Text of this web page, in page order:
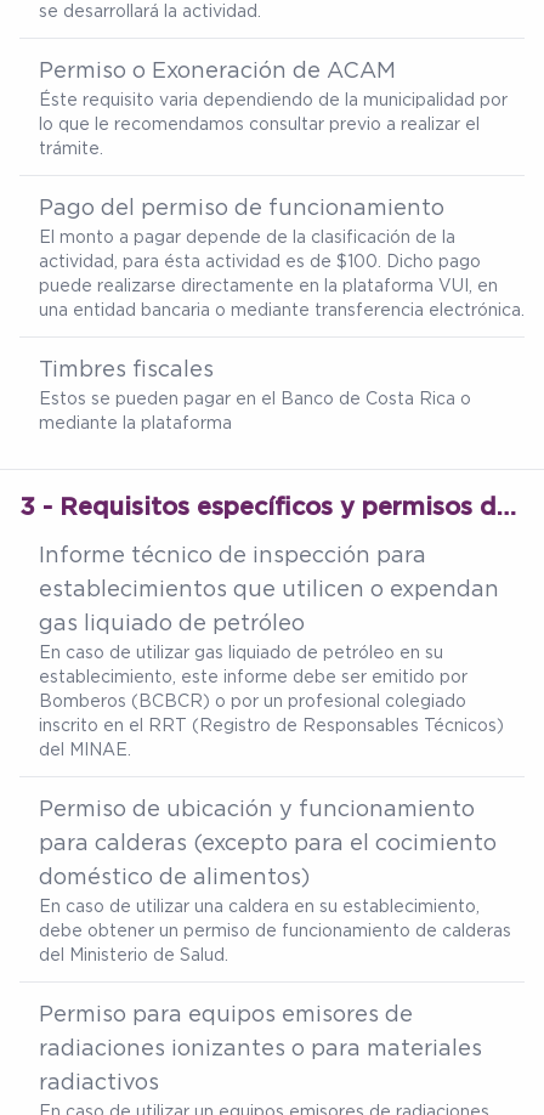
se desarrollará la actividad.
Permiso o Exoneración de ACAM
Éste requisito varia dependiendo de la municipalidad por
lo que le recomendamos consultar previo a realizar el
trámite.
Pago del permiso de funcionamiento
El monto a pagar depende de la clasificación de la
actividad, para ésta actividad es de $100. Dicho pago
puede realizarse directamente en la plataforma VUI, en
una entidad bancaria o mediante transferencia electrónica.
Timbres fiscales
Estos se pueden pagar en el Banco de Costa Rica o
mediante la plataforma
3 - Requisitos específicos y permisos del Ministerio de Salud
Informe técnico de inspección para
establecimientos que utilicen o expendan
gas liquiado de petróleo
En caso de utilizar gas liquiado de petróleo en su
establecimiento, este informe debe ser emitido por
Bomberos (BCBCR) o por un profesional colegiado
inscrito en el RRT (Registro de Responsables Técnicos)
del MINAE.
Permiso de ubicación y funcionamiento
para calderas (excepto para el cocimiento
doméstico de alimentos)
En caso de utilizar una caldera en su establecimiento,
debe obtener un permiso de funcionamiento de calderas
del Ministerio de Salud.
Permiso para equipos emisores de
radiaciones ionizantes o para materiales
radiactivos